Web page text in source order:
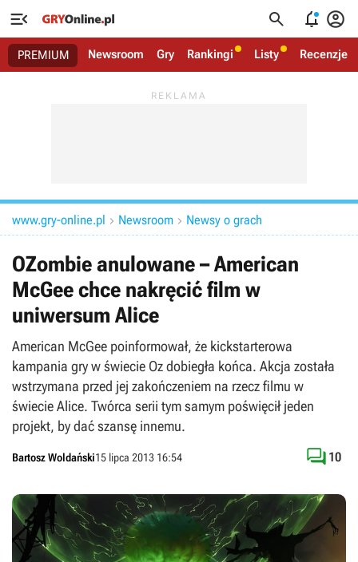
   
PREMIUM Newsroom Gry Rankingi Listy Recenzje
www.gry-online.pl  Newsroom  Newsy o grach
OZombie anulowane – American
McGee chce nakręcić film w
uniwersum Alice
American McGee poinformował, że kickstarterowa
kampania gry w świecie Oz dobiegła końca. Akcja została
wstrzymana przed jej zakończeniem na rzecz filmu w
świecie Alice. Twórca serii tym samym poświęcił jeden
projekt, by dać szansę innemu.
Bartosz Woldański15 lipca 2013 16:54  10